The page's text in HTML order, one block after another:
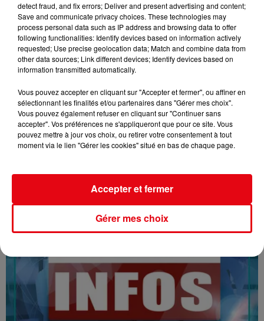
16/07/26 : LES INFORMATIONS
detect fraud, and fix errors; Deliver and present advertising and content;
Save and communicate privacy choices. These technologies may
process personal data such as IP address and browsing data to offer
following functionalities: Identify devices based on information actively
requested; Use precise geolocation data; Match and combine data from
other data sources; Link different devices; Identify devices based on
information transmitted automatically.
Vous pouvez accepter en cliquant sur "Accepter et fermer", ou affiner en
sélectionnant les finalités et/ou partenaires dans "Gérer mes choix".
Vous pouvez également refuser en cliquant sur "Continuer sans
accepter". Vos préférences ne s'appliqueront que pour ce site. Vous
pouvez mettre à jour vos choix, ou retirer votre consentement à tout
moment via le lien "Gérer les cookies" situé en bas de chaque page.
Gérer mes choix
Accepter et fermer